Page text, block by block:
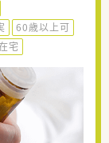
60歳以上可
宅